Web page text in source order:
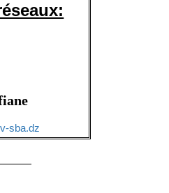
sba.dz